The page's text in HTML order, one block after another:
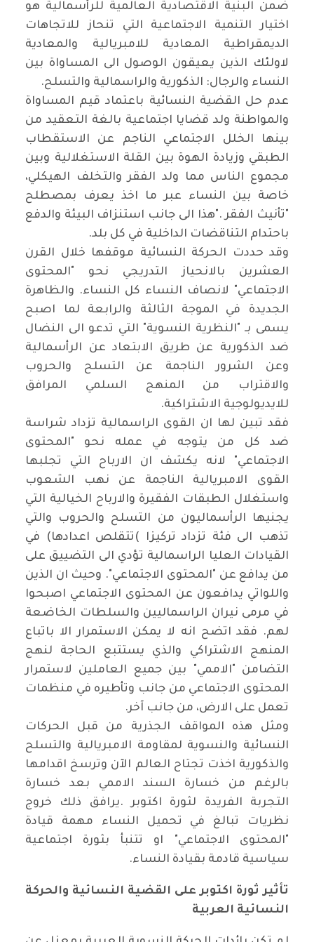
ضمن البنية الاقتصادية العالمية للرأسمالية هو
اختيار التنمية الاجتماعية التي تنحاز للاتجاهات
الديمقراطية المعادية للامبريالية والمعادية
لاولئك الذين يعيقون الوصول الى المساواة بين
النساء والرجال: الذكورية والراسمالية والتسلح.
عدم حل القضية النسائية باعتماد قيم المساواة
والمواطنة ولد قضايا اجتماعية بالغة التعقيد من
بينها الخلل الاجتماعي الناجم عن الاستقطاب
الطبقي وزيادة الهوة بين القلة الاستغلالية وبين
مجموع الناس مما ولد الفقر والتخلف الهيكلي،
خاصة بين النساء عبر ما اخذ يعرف بمصطلح
"تأنيث الفقر". هذا الى جانب استنزاف البيئة والدفع
باحتدام التناقضات الداخلية في كل بلد.
وقد حددت الحركة النسائية موقفها خلال القرن
العشرين بالانحياز التدريجي نحو "المحتوى
الاجتماعي" لانصاف النساء كل النساء. والظاهرة
الجديدة في الموجة الثالثة والرابعة لما اصبح
يسمى بـ "النظرية النسوية" التي تدعو الى النضال
ضد الذكورية عن طريق الابتعاد عن الرأسمالية
وعن الشرور الناجمة عن التسلح والحروب
والاقتراب من المنهج السلمي المرافق
للايديولوجية الاشتراكية.
فقد تبين لها ان القوى الراسمالية تزداد شراسة
ضد كل من يتوجه في عمله نحو
المحتوى
الاجتماعي" لانه يكشف ان الارباح التي تجلبها
القوى الامبريالية الناجمة عن نهب الشعوب
واستغلال الطبقات الفقيرة والارباح الخيالية التي
يجنيها الرأسماليون من التسلح والحروب والتي
تذهب الى فئة تزداد تركيزا ( تتقلص اعدادها) في
القيادات العليا الراسمالية تؤدي الى التضييق على
من يدافع عن "المحتوى الاجتماعي". وحيث ان الذين
واللواتي يدافعون عن المحتوى الاجتماعي اصبحوا
في مرمى نيران الراسماليين والسلطات الخاضعة
لهم. فقد اتضح انه لا يمكن الاستمرار الا باتباع
المنهج الاشتراكي والذي يستتبع الحاجة لنهج
التضامن "الاممي" بين جميع العاملين لاستمرار
المحتوى الاجتماعي من جانب وتأطيره في منظمات
تعمل على الارض، من جانب آخر.
ومثل هذه المواقف الجذرية من قبل الحركات
النسائية والنسوية لمقاومة الامبريالية والتسلح
والذكورية اخذت تجتاح العالم الآن وترسخ اقدامها
بالرغم من خسارة السند الاممي بعد خسارة
التجربة الفريدة لثورة اكتوبر.يرافق ذلك خروج
نظريات تبالغ في تحميل النساء مهمة قيادة
"المحتوى الاجتماعي" او تتنبأ بثورة اجتماعية
سياسية قادمة بقيادة النساء.
تأثير ثورة اكتوبر على القضية النسائية والحركة
النسائية العربية